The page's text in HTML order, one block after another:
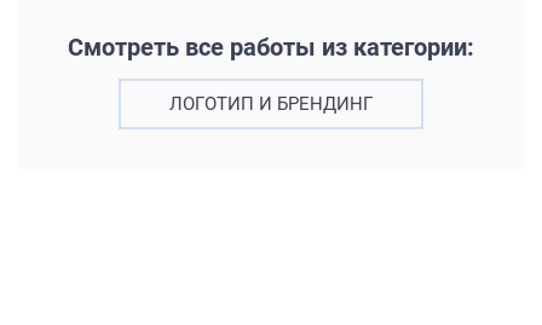
Смотреть все работы из категории:
ЛОГОТИП И БРЕНДИНГ